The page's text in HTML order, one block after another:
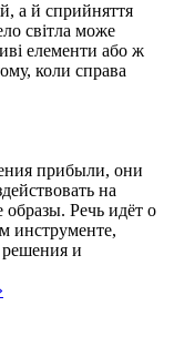
а й сприйняття
світла може
елементи або ж
коли справа
прибыли, они
на
образы. Речь идёт о
инструменте,
решения и